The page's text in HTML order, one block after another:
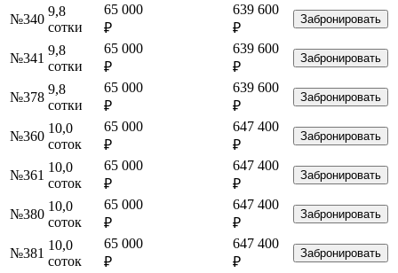
№340
9,8
сотки
65 000
₽
639 600
₽
Забронировать
№341
9,8
сотки
65 000
₽
639 600
₽
Забронировать
№378
9,8
сотки
65 000
₽
639 600
₽
Забронировать
№360
10,0
соток
65 000
₽
647 400
₽
Забронировать
№361
10,0
соток
65 000
₽
647 400
₽
Забронировать
№380
10,0
соток
65 000
₽
647 400
₽
Забронировать
№381
10,0
соток
65 000
₽
647 400
₽
Забронировать